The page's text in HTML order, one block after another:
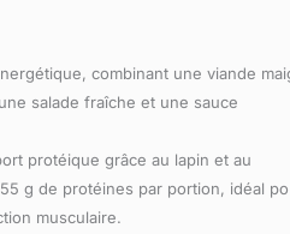
combinant une viande
salade fraîche et une sauce
protéique grâce au lapin et au
g de protéines par portion, idéal
musculaire.